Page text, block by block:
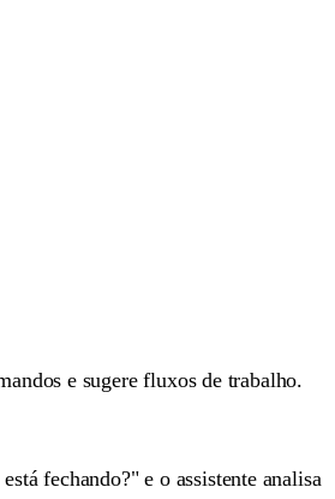
e sugere fluxos de trabalho.
fechando?" e o assistente analisa